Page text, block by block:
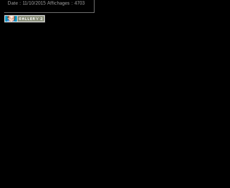
Date : 11/10/2015 Affichages : 4703